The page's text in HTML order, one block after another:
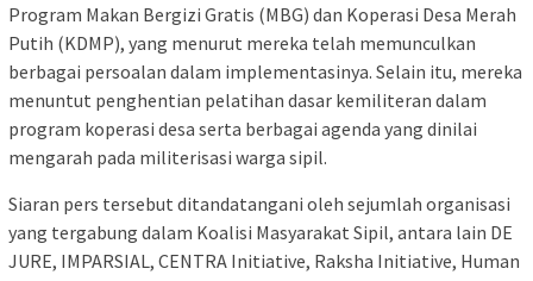
Program Makan Bergizi Gratis (MBG) dan Koperasi Desa Merah
Putih (KDMP), yang menurut mereka telah memunculkan
berbagai persoalan dalam implementasinya. Selain itu, mereka
menuntut penghentian pelatihan dasar kemiliteran dalam
program koperasi desa serta berbagai agenda yang dinilai
mengarah pada militerisasi warga sipil.
Siaran pers tersebut ditandatangani oleh sejumlah organisasi
yang tergabung dalam Koalisi Masyarakat Sipil, antara lain DE
JURE, IMPARSIAL, CENTRA Initiative, Raksha Initiative, Human